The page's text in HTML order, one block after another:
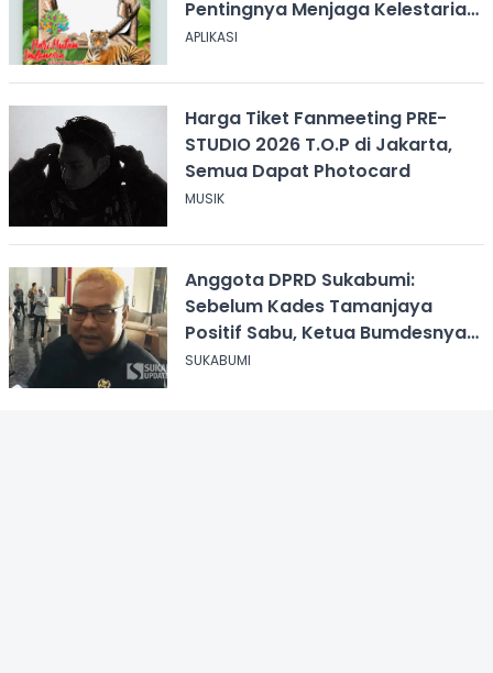
Pentingnya Menjaga Kelestarian
Hutan
APLIKASI
Harga Tiket Fanmeeting PRE-
STUDIO 2026 T.O.P di Jakarta,
Semua Dapat Photocard
MUSIK
Anggota DPRD Sukabumi:
Sebelum Kades Tamanjaya
Positif Sabu, Ketua Bumdesnya
Juga Terjerat Dugaan Narkoba
SUKABUMI